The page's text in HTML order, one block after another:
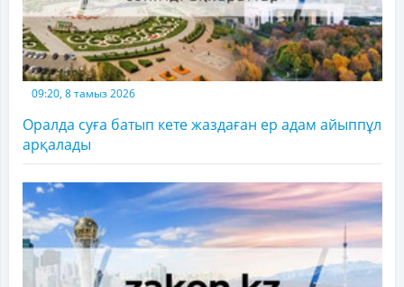
09:20, 8 тамыз 2026
Оралда суға батып кете жаздаған ер адам айыппұл
арқалады